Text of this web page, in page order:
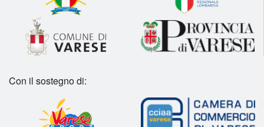
Con il sostegno di: